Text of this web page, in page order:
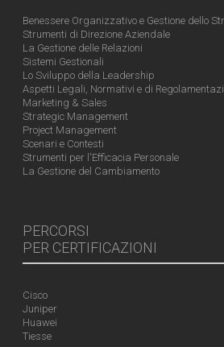
Benessere Organizzativo e Gestione dello
Strumenti di Direzione Aziendale
La Gestione delle Relazioni
Sistemi Gestionali
Lo Sviluppo della Leadership
Aspetti Legali, Normativi e di
Marketing & Sales
Strategic Management
Project Management
Scenari e Contesti
Strumenti per l'Efficacia Personale
La Gestione del Cambiamento
PERCORSI
PER CERTIFICAZIONI
Cisco
Juniper
Huawei
Tiesse